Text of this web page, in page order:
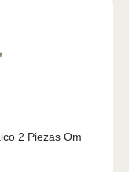
2 Piezas Om